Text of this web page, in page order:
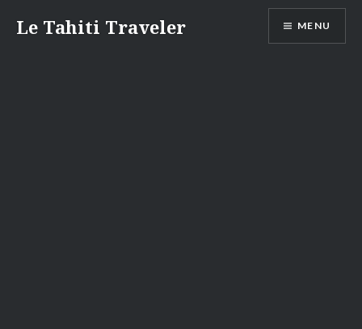
Le Tahiti Traveler MENU